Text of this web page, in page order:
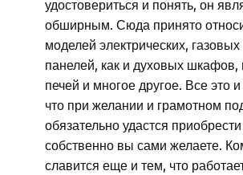
удостовериться и понять, он
обширным. Сюда принято
моделей электрических,
панелей, как и духовых
печей и многое другое. Все это и
что при желании и грамотном
обязательно удастся
собственно вы сами желаете.
славится еще и тем, что